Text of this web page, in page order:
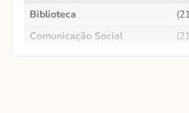
Biblioteca
Comunicação Social